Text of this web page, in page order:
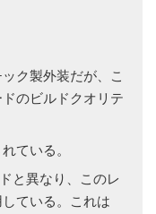
ク製外装だが、こ
のビルドクオリテ
ている。
と異なり、このレ
ている。これは